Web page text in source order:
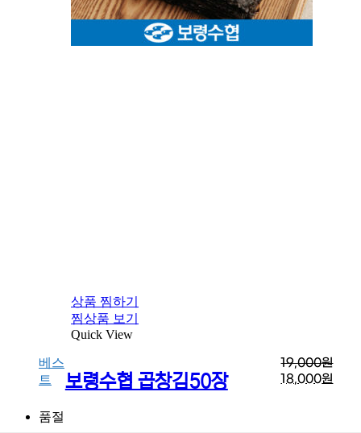
상품 찜하기
찜상품 보기
Quick View
베스
트
보령수협 곱창김50장
19,000원
18,000원
품절